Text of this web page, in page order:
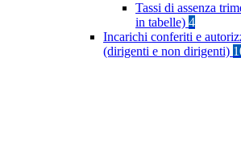
Tassi di assenza
in tabelle) 4
Incarichi conferiti e
(dirigenti e non dirigenti)